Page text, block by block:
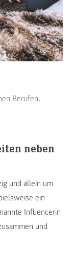
Berufen.
neben
und allein um
ein
Influencerin
und